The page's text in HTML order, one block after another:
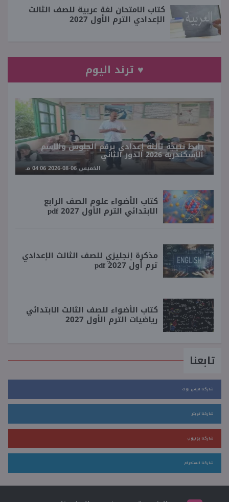
كتاب الامتحان لغة عربية للصف الثالث
الإعدادي الترم الأول 2027
♥ ترند اليوم
رابط نتيجة ثالثة إعدادي برقم الجلوس والاسم
الإسكندرية 2026 الدور الثاني
الخميس 06-08-2026 04:06 مـ
كتاب الأضواء علوم الصف الرابع
الابتدائي الترم الأول 2027 pdf
مذكرة إنجليزي للصف الثالث الإعدادي
ترم أول 2027 pdf
كتاب الأضواء للصف الثالث الابتدائي
رياضيات الترم الأول 2027
تابعنا
شاركنا فيس بوك
شاركنا تويتر
شاركنا يوتيوب
شاركنا انستجرام